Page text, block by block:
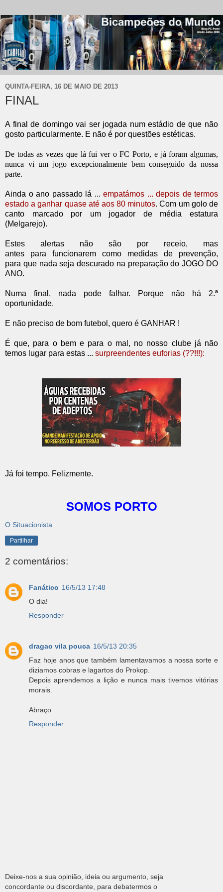
QUINTA-FEIRA, 16 DE MAIO DE 2013
FINAL
A final de domingo vai ser jogada num estádio de que não
gosto particularmente. E não é por questões estéticas.
De todas as vezes que lá fui ver o FC Porto, e já foram algumas,
nunca vi um jogo excepcionalmente bem conseguido da nossa
parte.
Ainda o ano passado lá ... empatámos ... depois de termos
estado a ganhar quase até aos 80 minutos. Com um golo de
canto marcado por um jogador de média estatura
(Melgarejo).
Estes alertas não são por receio, mas
antes para funcionarem como medidas de prevenção,
para que nada seja descurado na preparação do JOGO DO
ANO.
Numa final, nada pode falhar. Porque não há 2.ª
oportunidade.
E não preciso de bom futebol, quero é GANHAR !
É que, para o bem e para o mal, no nosso clube já não
temos lugar para estas ... surpreendentes euforias (??!!!):
Já foi tempo. Felizmente.
SOMOS PORTO
O Situacionista
Partilhar
2 comentários:
Fanático 16/5/13 17:48
O dia!
Responder
dragao vila pouca 16/5/13 20:35
Faz hoje anos que também lamentavamos a nossa sorte e
diziamos cobras e lagartos do Prokop.
Depois aprendemos a lição e nunca mais tivemos vitórias
morais.
Abraço
Responder
Deixe-nos a sua opinião, ideia ou argumento, seja
concordante ou discordante, para debatermos o